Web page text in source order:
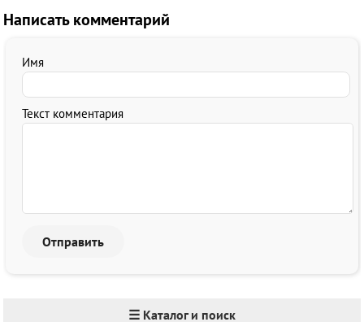
Написать комментарий
Имя
Текст комментария
☰ Каталог и поиск